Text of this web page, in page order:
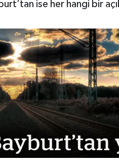
ise her hangi bir